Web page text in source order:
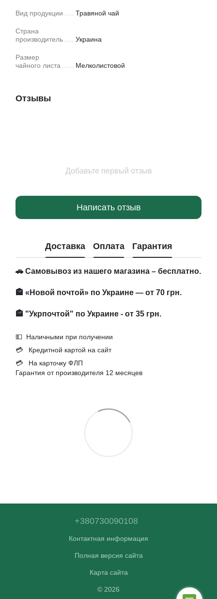
Вид продукции Травяной чай
Страна
производитель
Украина
Размер
чайного листа
Мелколистовой
Отзывы
Добавьте первый отзыв
Написать отзыв
Доставка Оплата Гарантия
🚗 Самовывоз из нашего магазина – бесплатно.
🏤 «Новой почтой» по Украине — от 70 грн.
🏤 "Укрпочтой" по Украине - от 35 грн.
💵 Наличными при получении
💳 Кредитной картой на сайт
💳 На карточку ФЛП
Гарантия от производителя 12 месяцев
+380730090108
Контактная информация
Полная версия сайта
Карта сайта
© 2026